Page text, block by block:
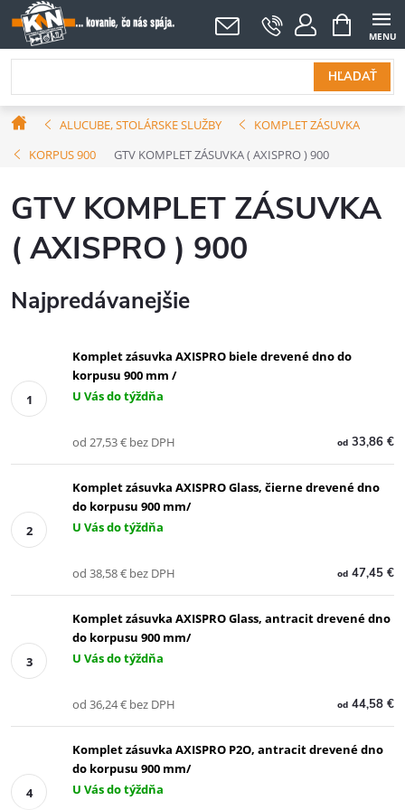
Prejsť
na
obsah
HĽADAŤ
NÁKUPNÝ
KOŠÍK
DomovALUCUBE, STOLÁRSKE SLUŽBY
KOMPLET ZÁSUVKA
KORPUS 900
GTV KOMPLET ZÁSUVKA ( AXISPRO ) 900
GTV KOMPLET ZÁSUVKA
( AXISPRO ) 900
Najpredávanejšie
Komplet zásuvka AXISPRO biele drevené dno do
korpusu 900 mm /
U Vás do týždňa
od33,86 €
od 27,53 € bez DPH
Komplet zásuvka AXISPRO Glass, čierne drevené dno
do korpusu 900 mm/
U Vás do týždňa
od47,45 €
od 38,58 € bez DPH
Komplet zásuvka AXISPRO Glass, antracit drevené dno
do korpusu 900 mm/
U Vás do týždňa
od44,58 €
od 36,24 € bez DPH
Komplet zásuvka AXISPRO P2O, antracit drevené dno
do korpusu 900 mm/
U Vás do týždňa